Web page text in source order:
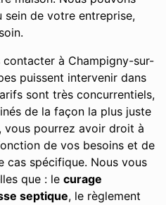
sein de votre entreprise,
contacter à Champigny-sur-
puissent intervenir dans
sont très concurrentiels,
de la façon la plus juste
vous pourrez avoir droit à
de vos besoins et de
cas spécifique. Nous vous
que : le curage
septique, le règlement